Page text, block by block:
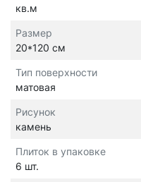
кв.м
Размер
20*120 см
Тип поверхности
матовая
Рисунок
камень
Плиток в упаковке
6 шт.